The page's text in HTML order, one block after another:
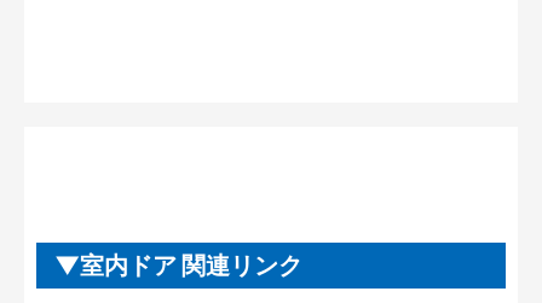
室内ドア 関連リンク